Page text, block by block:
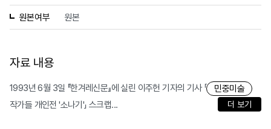
원본여부 원본
자료 내용
1993년 6월 3일 『한겨레신문』에 실린 이주헌 기자의 기사 「
민중미술
작가들 개인전 '소나기'」 스크랩...
더 보기